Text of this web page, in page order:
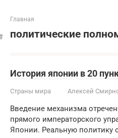
Главная
политические
История японии в 20
Страны мира Алексей
Введение механизма
прямого императорского
Японии. Реальную политику